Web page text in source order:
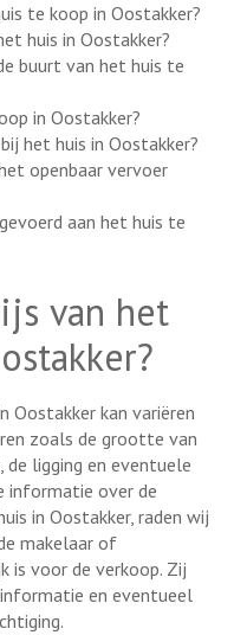
te koop in Oostakker?
huis in Oostakker?
buurt van het huis te
in Oostakker?
het huis in Oostakker?
openbaar vervoer
aan het huis te
van het
Oostakker kan variëren
zoals de grootte van
de ligging en eventuele
informatie over de
in Oostakker, raden wij
makelaar of
is voor de verkoop. Zij
en eventueel